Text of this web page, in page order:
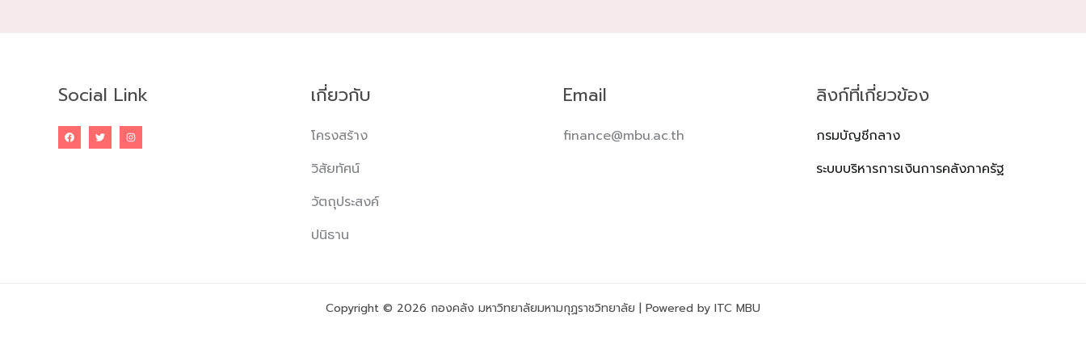
Social Link เกี่ยวกับ
โครงสร้าง
วิสัยทัศน์
วัตถุประสงค์
ปนิธาน
Email
finance@mbu.ac.th
ลิงก์ที่เกี่ยวข้อง
กรมบัญชีกลาง
ระบบบริหารการเงินการคลังภาครัฐ
Copyright © 2026 กองคลัง มหาวิทยาลัยมหามกุฏราชวิทยาลัย | Powered by ITC MBU